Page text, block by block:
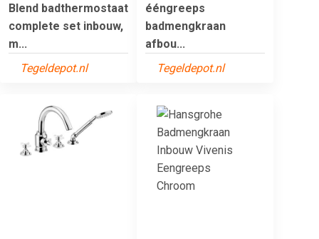
Blend badthermostaat
complete set inbouw,
m...
Tegeldepot.nl
ééngreeps
badmengkraan
afbou...
Tegeldepot.nl